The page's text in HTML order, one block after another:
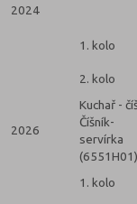
2024
1. kolo
2. kolo
2026
Kuchař -
Číšník-
servírka
(6551H01)
1. kolo